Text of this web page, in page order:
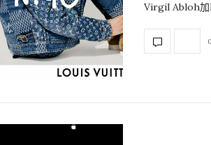
Virgil Abloh加